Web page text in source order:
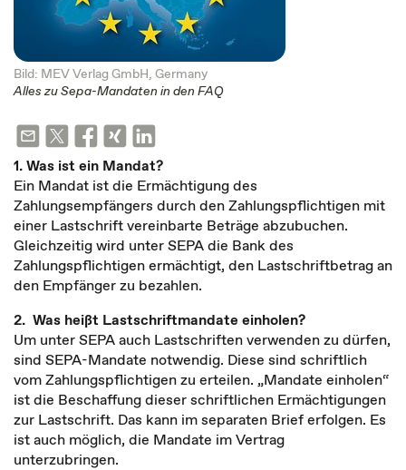
Bild: MEV Verlag GmbH, Germany
Alles zu Sepa-Mandaten in den FAQ
1.Was ist ein Mandat?
Ein Mandat ist die Ermächtigung des
Zahlungsempfängers durch den Zahlungspflichtigen mit
einer Lastschrift vereinbarte Beträge abzubuchen.
Gleichzeitig wird unter SEPA die Bank des
Zahlungspflichtigen ermächtigt, den Lastschriftbetrag an
den Empfänger zu bezahlen.
2. Was heißt Lastschriftmandate einholen?
Um unter SEPA auch Lastschriften verwenden zu dürfen,
sind SEPA-Mandate notwendig. Diese sind schriftlich
vom Zahlungspflichtigen zu erteilen. „Mandate einholen“
ist die Beschaffung dieser schriftlichen Ermächtigungen
zur Lastschrift. Das kann im separaten Brief erfolgen. Es
ist auch möglich, die Mandate im Vertrag
unterzubringen.